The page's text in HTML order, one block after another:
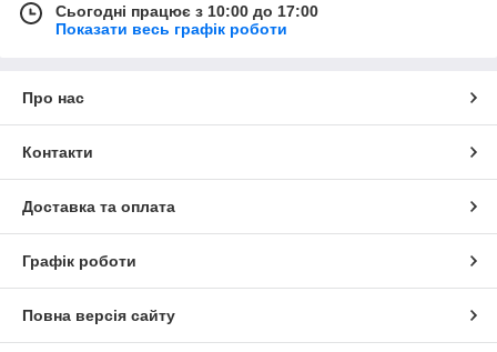
Сьогодні працює з 10:00 до 17:00
Показати весь графік роботи
Про нас
Контакти
Доставка та оплата
Графік роботи
Повна версія сайту